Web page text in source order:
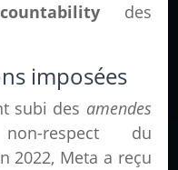
des
imposées
subi des amendes
respect du
2022, Meta a reçu